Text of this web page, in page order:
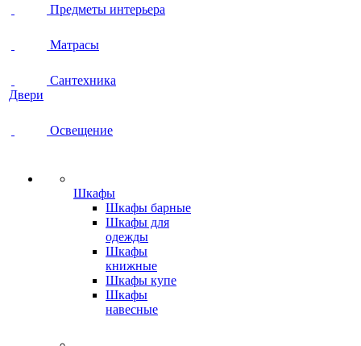
Предметы интерьера
Матрасы
Сантехника
Двери
Освещение
Шкафы
Шкафы барные
Шкафы для
одежды
Шкафы
книжные
Шкафы купе
Шкафы
навесные